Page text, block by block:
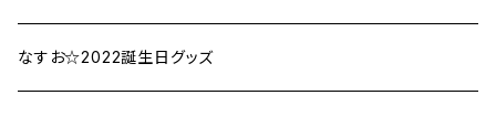
なすお☆2022誕生日グッズ